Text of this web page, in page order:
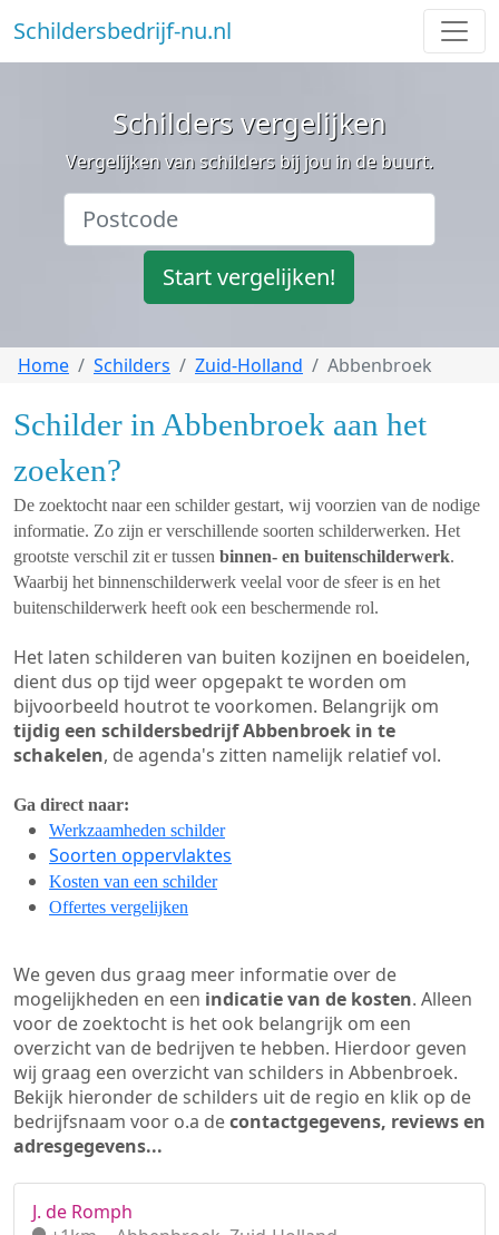
Schildersbedrijf-nu.nl
Schilders vergelijken
Vergelijken van schilders bij jou in de buurt.
Start vergelijken!
Home Schilders Zuid-Holland Abbenbroek
Schilder in Abbenbroek aan het
zoeken?
De zoektocht naar een schilder gestart, wij voorzien van de nodige
informatie. Zo zijn er verschillende soorten schilderwerken. Het
grootste verschil zit er tussen binnen- en buitenschilderwerk.
Waarbij het binnenschilderwerk veelal voor de sfeer is en het
buitenschilderwerk heeft ook een beschermende rol.
Het laten schilderen van buiten kozijnen en boeidelen,
dient dus op tijd weer opgepakt te worden om
bijvoorbeeld houtrot te voorkomen. Belangrijk om
tijdig een schildersbedrijf Abbenbroek in te
schakelen, de agenda's zitten namelijk relatief vol.
Ga direct naar:
Werkzaamheden schilder
Soorten oppervlaktes
Kosten van een schilder
Offertes vergelijken
We geven dus graag meer informatie over de
mogelijkheden en een indicatie van de kosten. Alleen
voor de zoektocht is het ook belangrijk om een
overzicht van de bedrijven te hebben. Hierdoor geven
wij graag een overzicht van schilders in Abbenbroek.
Bekijk hieronder de schilders uit de regio en klik op de
bedrijfsnaam voor o.a decontactgegevens, reviews en
adresgegevens...
J. de Romph